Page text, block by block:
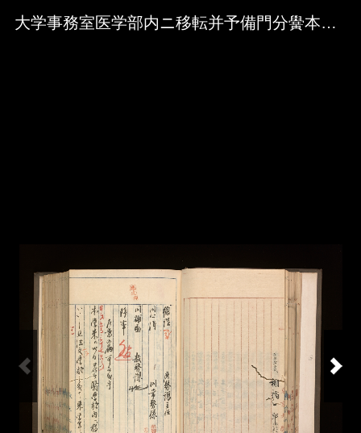
Media Viewer 大学事務室医学部内ニ移転并予備門分黌本黌江合併之件